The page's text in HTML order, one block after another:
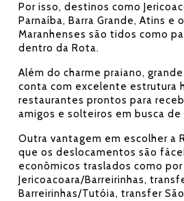
Por isso, destinos como
Parnaíba, Barra Grande, Atins e
Maranhenses são tidos como
dentro da Rota.
Além do charme praiano,
conta com excelente estrutura
restaurantes prontos para
amigos e solteiros em busca
Outra vantagem em escolher a
que os deslocamentos são
econômicos traslados como
Jericoacoara/Barreirinhas,
Barreirinhas/Tutóia, transfer